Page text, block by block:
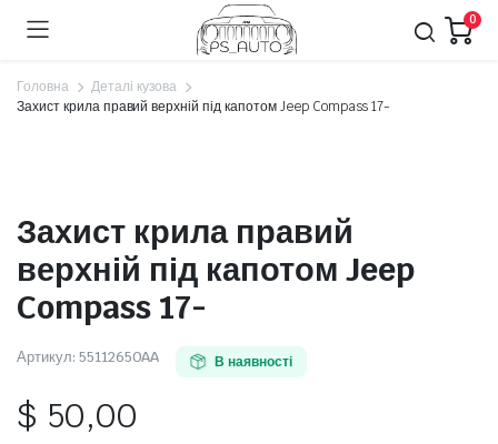
0
Головна
Деталі кузова
Захист крила правий верхній під капотом Jeep Compass 17-
Захист крила правий
верхній під капотом Jeep
Compass 17-
Артикул: 55112650AA В наявності
$ 50,00